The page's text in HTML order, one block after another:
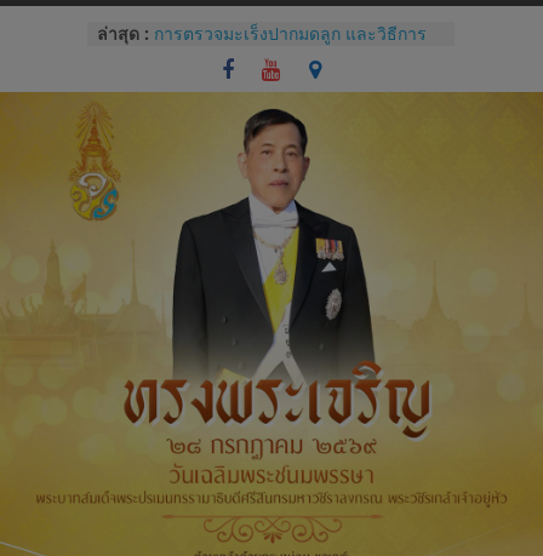
Skip
ล่าสุด : การตรวจมะเร็งปากมดลูก และวิธีการ
ใช้โปรแกรม colpo IT Pro
แบบประเมินทักษะปฏิบัติการซักประวัติ
และการตรวจครรภ์
โรคไม่ติดต่อเรื้อรังกับสุขภาช่องปาก
และแนวทางปฏิบัติทางคลินิกสำหรับผู้
ป่วยทันตกรรม
Competency หัวใจของการบริหารของ
บุคลากรโรงพยาบาล
การปราศจากเชื้อด้วยเครื่องนึ่งฆ่าเชื้อ
จุลินทรีย์